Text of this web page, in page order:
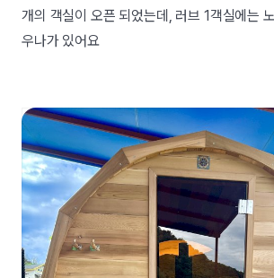
개의 객실이 오픈 되었는데, 러브 1객실에는
우나가 있어요